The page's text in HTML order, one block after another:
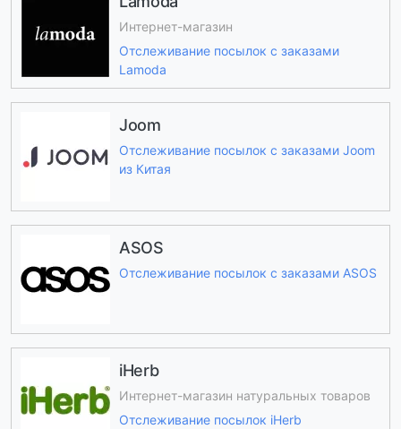
Интернет-магазин
Отслеживание посылок с заказами
Lamoda
Joom
Отслеживание посылок с заказами Joom
из Китая
ASOS
Отслеживание посылок с заказами ASOS
iHerb
Интернет-магазин натуральных товаров
Отслеживание посылок iHerb